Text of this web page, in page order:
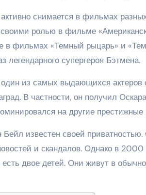
снимается в фильмах
ролью в фильме
в фильмах «Темный рыцарь» и
легендарного супергероя Бэтмена.
из самых выдающихся актеров
В частности, он получил
на другие престижные
известен своей
и скандалов. Однако в
есть двое детей. Они живут в